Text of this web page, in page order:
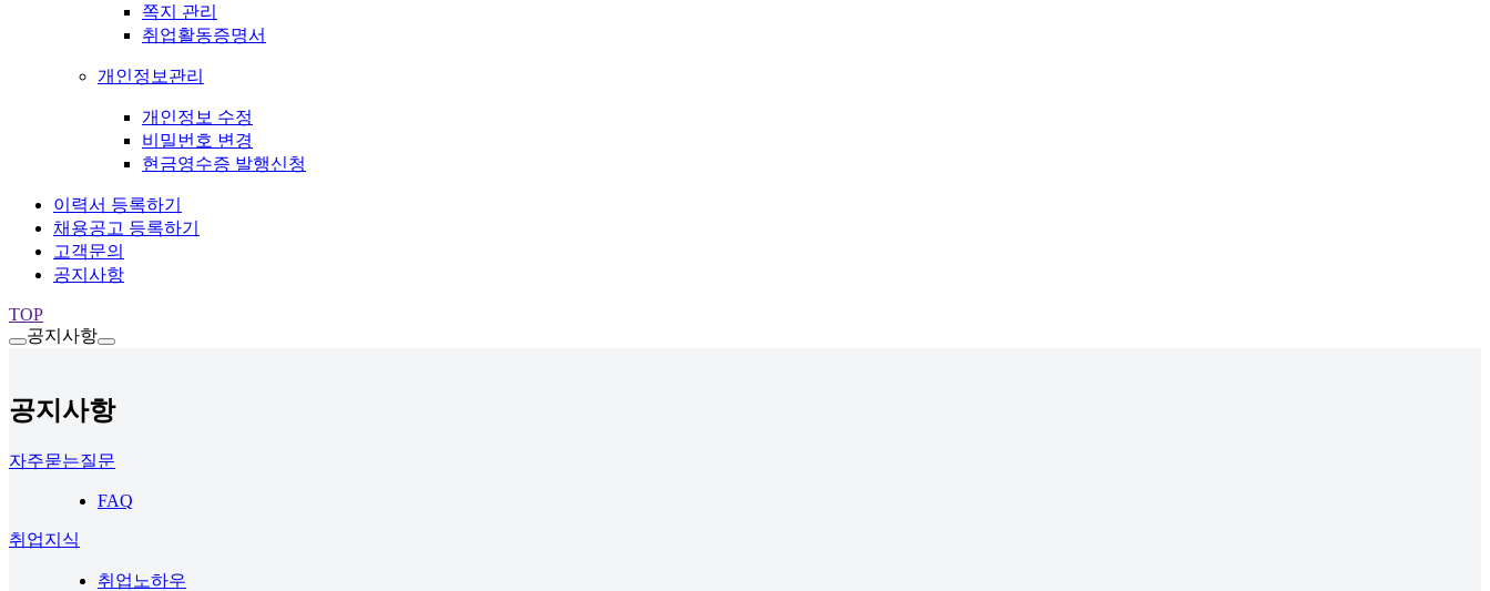
쪽지 관리
취업활동증명서
개인정보관리
개인정보 수정
비밀번호 변경
현금영수증 발행신청
이력서 등록하기
채용공고 등록하기
고객문의
공지사항
TOP
공지사항
공지사항
자주묻는질문
FAQ
취업지식
취업노하우